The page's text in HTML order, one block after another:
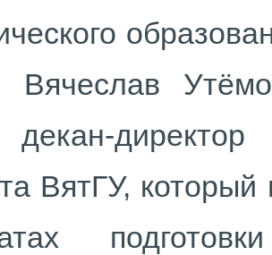
Вячеслав
декан-
ВятГУ,